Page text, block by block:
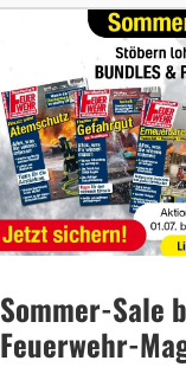
Sommer-Sale
Feuerwehr-